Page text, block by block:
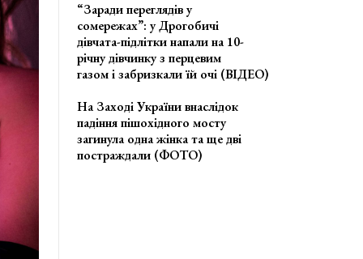
“Заради переглядів у
сомережах”: у Дрогобичі
дівчата-підлітки напали на 10-
річну дівчинку з перцевим
газом і забризкали їй очі (ВІДЕО)
На Заході України внаслідок
падіння пішохідного мосту
загинула одна жінка та ще дві
постраждали (ФОТО)